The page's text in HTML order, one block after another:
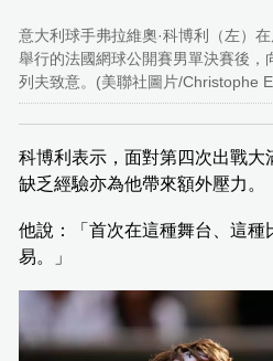
意大利球手弗拉維奧·科博利（左）
舉行的法國網球公開賽男單決賽後，
列夫致意。(美聯社圖片/Christophe
科博利表示，面對第四次出戰大
缺乏經驗亦為他帶來額外壓力。
他說：「首次在這種舞台、這種
易。」